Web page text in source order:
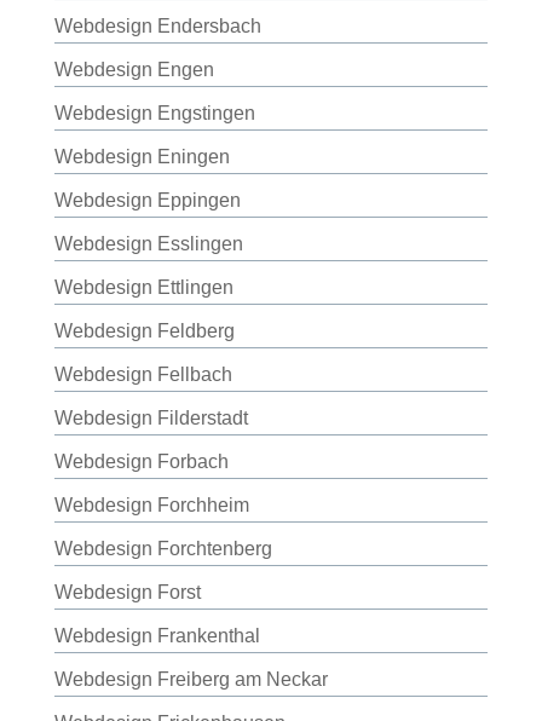
Webdesign Endersbach
Webdesign Engen
Webdesign Engstingen
Webdesign Eningen
Webdesign Eppingen
Webdesign Esslingen
Webdesign Ettlingen
Webdesign Feldberg
Webdesign Fellbach
Webdesign Filderstadt
Webdesign Forbach
Webdesign Forchheim
Webdesign Forchtenberg
Webdesign Forst
Webdesign Frankenthal
Webdesign Freiberg am Neckar